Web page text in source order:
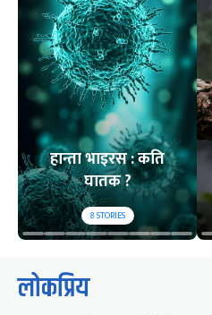
हान्ता भाइरस : कति
घातक ?
8STORIES
लोकप्रिय